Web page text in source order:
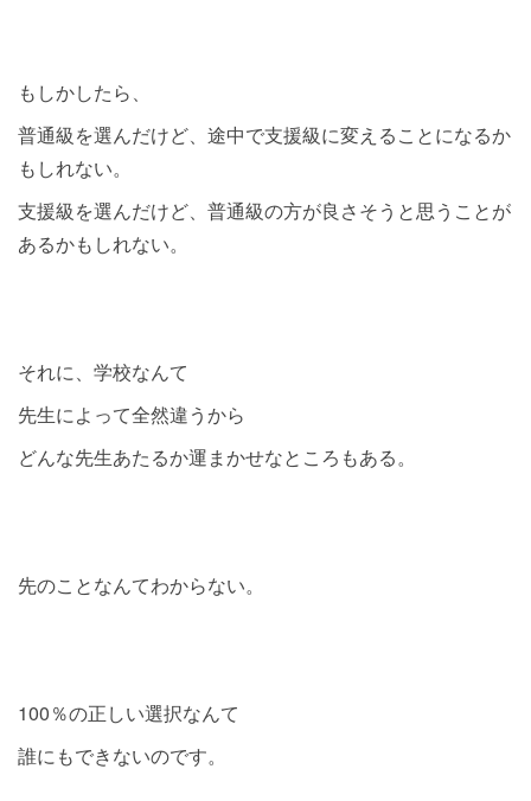
もしかしたら、
普通級を選んだけど、途中で支援級に変えることになるか
もしれない。
支援級を選んだけど、普通級の方が良さそうと思うことが
あるかもしれない。
それに、学校なんて
先生によって全然違うから
どんな先生あたるか運まかせなところもある。
先のことなんてわからない。
100％の正しい選択なんて
誰にもできないのです。